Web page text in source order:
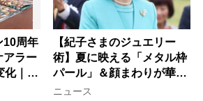
10周年
アラー
化｜流
、法
【紀子さまのジュエリー
術】夏に映える「メタル枠
パール」＆顔まわりが華や
ぐ「揺れる一粒」の使い分
ニュース